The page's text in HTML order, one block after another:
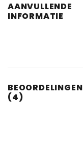
AANVULLENDE
INFORMATIE
BEOORDELINGEN
(4)